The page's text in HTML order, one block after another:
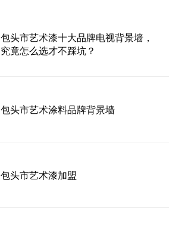
包头市艺术漆十大品牌电视背景墙，
究竟怎么选才不踩坑？
包头市艺术涂料品牌背景墙
包头市艺术漆加盟